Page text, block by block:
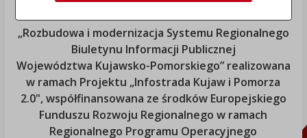
„Rozbudowa i modernizacja Systemu Regionalnego
Biuletynu Informacji Publicznej
Województwa Kujawsko-Pomorskiego” realizowana
w ramach Projektu „Infostrada Kujaw i Pomorza
2.0", współfinansowana ze środków Europejskiego
Funduszu Rozwoju Regionalnego w ramach
Regionalnego Programu Operacyjnego